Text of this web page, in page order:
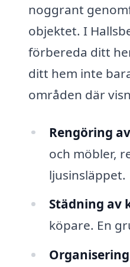
noggrant
objektet. I
förbereda ditt
ditt hem inte
områden där
Rengöring
och möbler,
ljusinsläppet.
Städning av
köpare. En